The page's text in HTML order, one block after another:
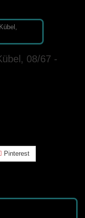
08/67 -
Pinterest